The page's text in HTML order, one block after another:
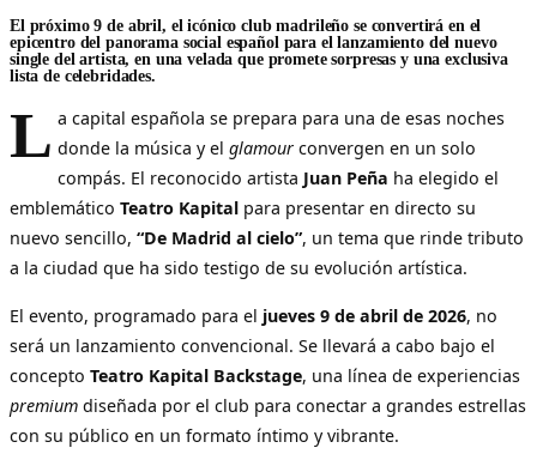
El próximo 9 de abril, el icónico club madrileño se convertirá en el
epicentro del panorama social español para el lanzamiento del nuevo
single del artista, en una velada que promete sorpresas y una exclusiva
lista de celebridades.
L a capital española se prepara para una de esas noches
donde la música y elglamour convergen en un solo
compás. El reconocido artista Juan Peña ha elegido el
emblemático Teatro Kapital para presentar en directo su
nuevo sencillo, “De Madrid al cielo”, un tema que rinde tributo
a la ciudad que ha sido testigo de su evolución artística.
El evento, programado para el jueves 9 de abril de 2026, no
será un lanzamiento convencional. Se llevará a cabo bajo el
concepto Teatro Kapital Backstage, una línea de experiencias
premium diseñada por el club para conectar a grandes estrellas
con su público en un formato íntimo y vibrante.